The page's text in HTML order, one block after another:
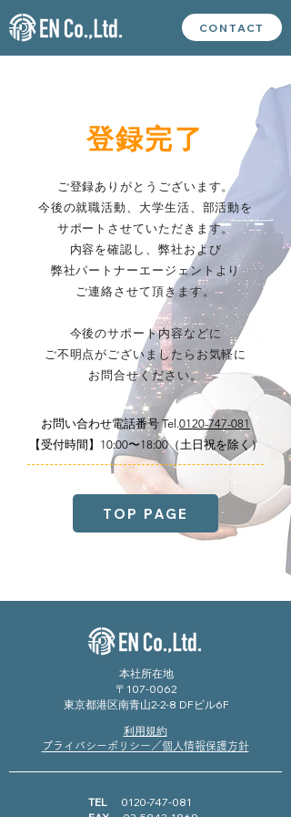
CONTACT
登録完了
ご登録ありがとうございます。
今後の就職活動、大学生活、部活動を
サポートさせていただきます。
内容を確認し、弊社および
弊社パートナーエージェントより
ご連絡させて頂きます。
今後のサポート内容などに
ご不明点がございましたらお気軽に
お問合せください。
お問い合わせ電話番号 Tel.0120-747-081
【受付時間】10:00〜18:00（⼟⽇祝を除く）
TOP PAGE
本社所在地
〒107-0062
東京都港区南青山2-2-8 DFビル6F
利用規約
プライバシーポリシー／個人情報保護方針
TEL
0120-747-081